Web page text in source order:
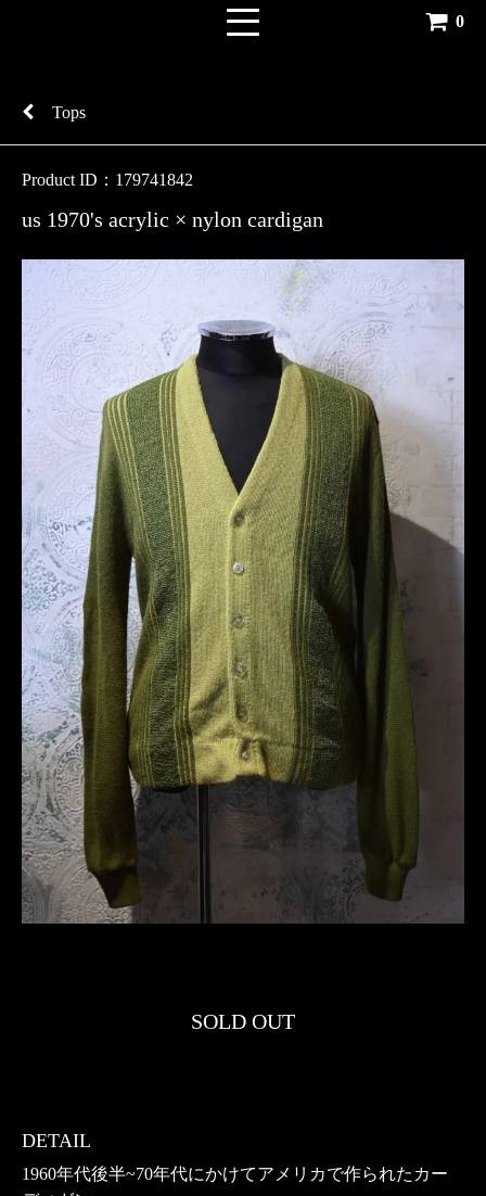
0
Tops
Product ID：179741842
us 1970's acrylic × nylon cardigan
SOLD OUT
DETAIL
1960年代後半~70年代にかけてアメリカで作られたカー